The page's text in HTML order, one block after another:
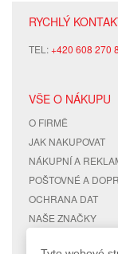
RYCHLÝ
TEL:+420 608 270
VŠE O NÁKUPU
O FIRMĚ
JAK NAKUPOVAT
NÁKUPNÍ A
POŠTOVNÉ A
OCHRANA DAT
NAŠE ZNAČKY